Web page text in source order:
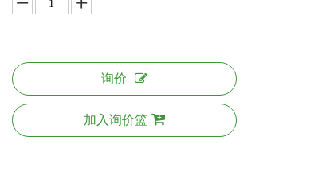
询价
加入询价篮